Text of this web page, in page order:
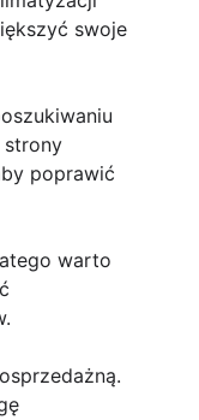
swoje
strony
poprawić
warto